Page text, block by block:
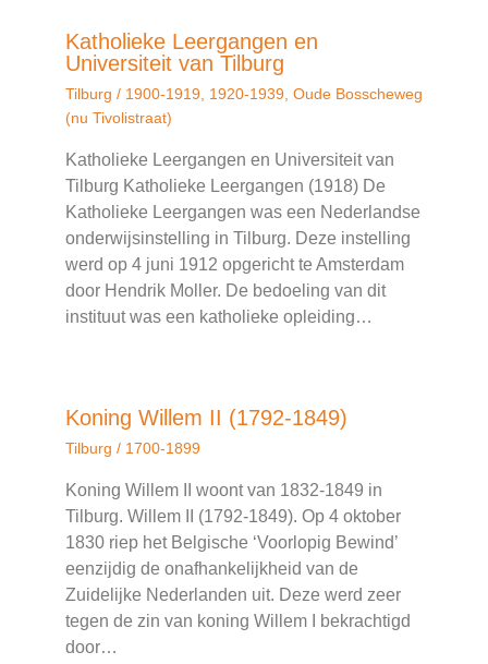
Katholieke Leergangen en
Universiteit van Tilburg
Tilburg / 1900-1919 1920-1939 Oude Bosscheweg
(nu Tivolistraat)
Katholieke Leergangen en Universiteit van
Tilburg Katholieke Leergangen (1918) De
Katholieke Leergangen was een Nederlandse
onderwijsinstelling in Tilburg. Deze instelling
werd op 4 juni 1912 opgericht te Amsterdam
door Hendrik Moller. De bedoeling van dit
instituut was een katholieke opleiding…
Koning Willem II (1792-1849)
Tilburg / 1700-1899
Koning Willem II woont van 1832-1849 in
Tilburg. Willem II (1792-1849). Op 4 oktober
1830 riep het Belgische ‘Voorlopig Bewind’
eenzijdig de onafhankelijkheid van de
Zuidelijke Nederlanden uit. Deze werd zeer
tegen de zin van koning Willem I bekrachtigd
door…